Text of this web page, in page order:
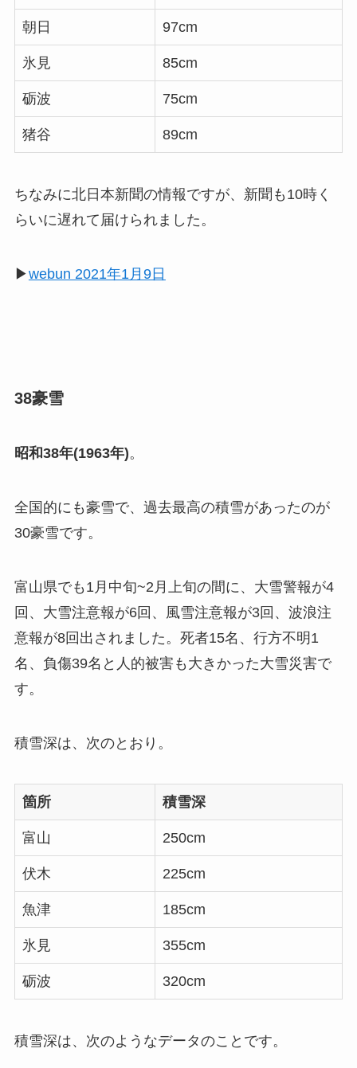
朝日 97cm
氷見 85cm
砺波 75cm
猪谷 89cm
ちなみに北日本新聞の情報ですが、新聞も10時く
らいに遅れて届けられました。
▶︎webun 2021年1月9日
38豪雪
昭和38年(1963年)。
全国的にも豪雪で、過去最高の積雪があったのが
30豪雪です。
富山県でも1月中旬~2月上旬の間に、大雪警報が4
回、大雪注意報が6回、風雪注意報が3回、波浪注
意報が8回出されました。死者15名、行方不明1
名、負傷39名と人的被害も大きかった大雪災害で
す。
積雪深は、次のとおり。
箇所 積雪深
富山 250cm
伏木 225cm
魚津 185cm
氷見 355cm
砺波 320cm
積雪深は、次のようなデータのことです。